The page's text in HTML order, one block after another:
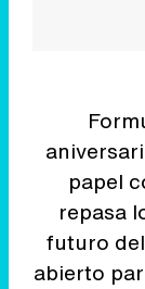
papel
repasa
futuro
abierto